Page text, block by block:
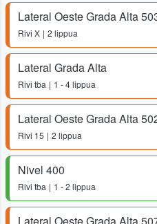
Lateral Oeste Grada Alta
Rivi X 2 lippua
Lateral Grada Alta
Rivi tba 1 - 4 lippua
Lateral Oeste Grada Alta
Rivi 15 2 lippua
Nivel 400
Rivi tba 1 - 2 lippua